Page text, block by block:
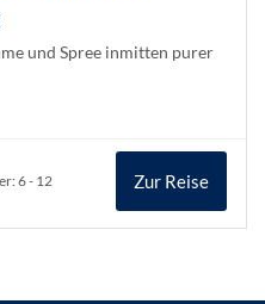
und Spree inmitten purer
6 - 12 Zur Reise